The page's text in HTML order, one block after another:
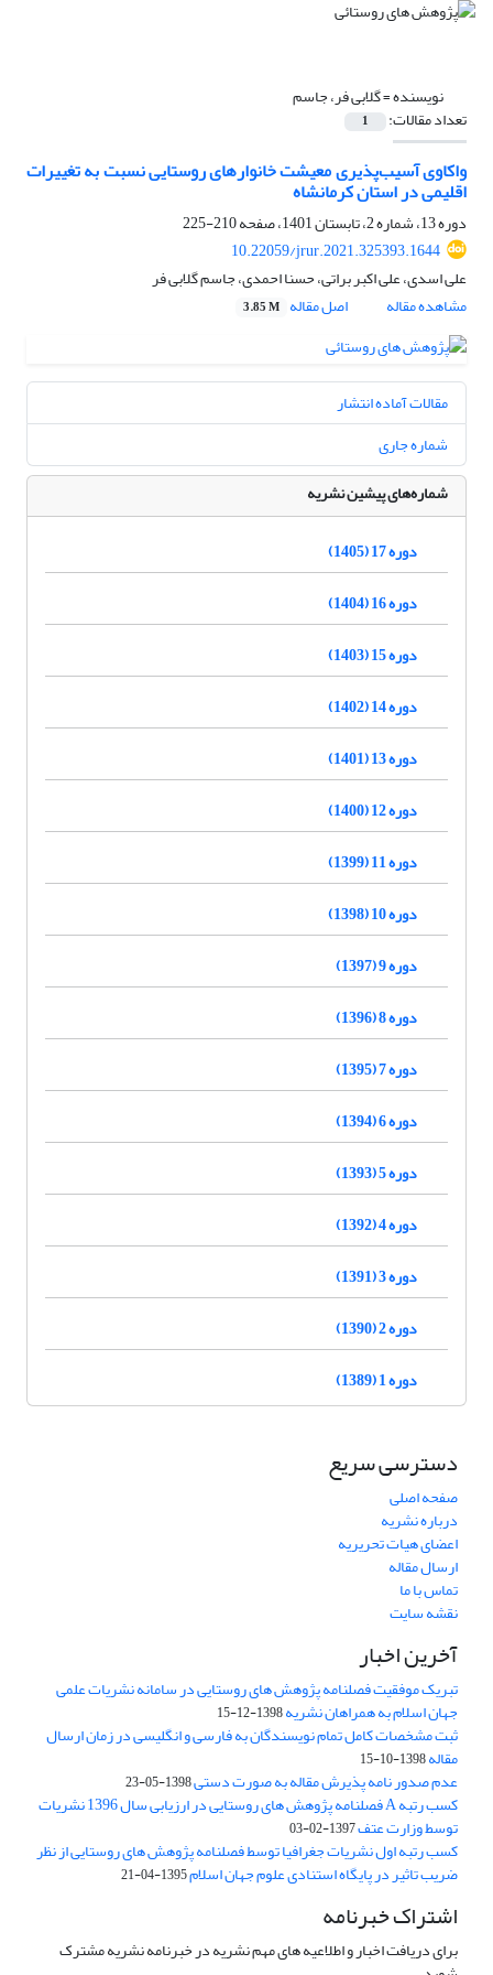
نویسنده =گلابی فر، جاسم
تعداد مقالات: 1
واکاوی آسیب‌پذیری معیشت خانوارهای روستایی نسبت به تغییرات
اقلیمی در استان کرمانشاه
دوره 13، شماره 2، تابستان 1401، صفحه
210-225
10.22059/jrur.2021.325393.1644
علی اسدی، علی اکبر براتی، حسنا احمدی، جاسم گلابی فر
مشاهده مقاله
اصل مقاله 3.85 M
مقالات آماده انتشار
شماره جاری
شماره‌های پیشین نشریه
دوره 17 (1405)
دوره 16 (1404)
دوره 15 (1403)
دوره 14 (1402)
دوره 13 (1401)
دوره 12 (1400)
دوره 11 (1399)
دوره 10 (1398)
دوره 9 (1397)
دوره 8 (1396)
دوره 7 (1395)
دوره 6 (1394)
دوره 5 (1393)
دوره 4 (1392)
دوره 3 (1391)
دوره 2 (1390)
دوره 1 (1389)
دسترسی سریع
صفحه اصلی
درباره نشریه
اعضای هیات تحریریه
ارسال مقاله
تماس با ما
نقشه سایت
آخرین اخبار
تبریک موفقیت فصلنامه پژوهش های روستایی در سامانه نشریات علمی
جهان اسلام به همراهان نشریه1398-12-15
ثبت مشخصات کامل تمام نویسندگان به فارسی و انگلیسی در زمان ارسال
مقاله1398-10-15
عدم صدور نامه پذیرش مقاله به صورت دستی1398-05-23
کسب رتبه A فصلنامه پژوهش های روستایی در ارزیابی سال 1396 نشریات
توسط وزارت عتف1397-02-03
کسب رتبه اول نشریات جغرافیا توسط فصلنامه پژوهش های روستایی از نظر
ضریب تاثیر در پایگاه استنادی علوم جهان اسلام1395-04-21
اشتراک خبرنامه
برای دریافت اخبار و اطلاعیه های مهم نشریه در خبرنامه نشریه مشترک